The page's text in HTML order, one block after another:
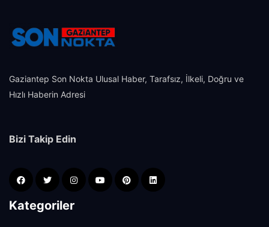
Gaziantep Son Nokta Ulusal Haber, Tarafsız, İlkeli, Doğru ve
Hızlı Haberin Adresi
Bizi Takip Edin
Kategoriler